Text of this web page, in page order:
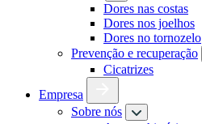
Dores nas costas
Dores nos joelhos
Dores no tornozelo
Prevenção e recuperação
Cicatrizes
Empresa
Sobre nós